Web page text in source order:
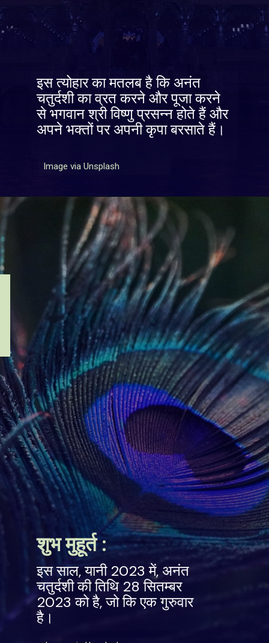
इस त्योहार का मतलब है कि अनंत
चतुर्दशी का व्रत करने और पूजा करने
से भगवान श्री विष्णु प्रसन्न होते हैं और
अपने भक्तों पर अपनी कृपा बरसाते हैं।
Image via Unsplash
इस साल, यानी 2023 में, अनंत
चतुर्दशी की तिथि 28 सितम्बर
2023 को है, जो कि एक गुरुवार
है।
शुभ मुहूर्त :